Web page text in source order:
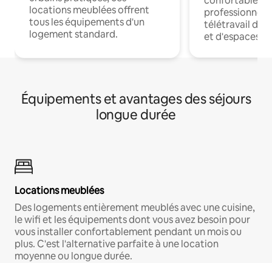
locations meublées offrent
tous les équipements d'un
logement standard.
professionnels
télétravail
et d'espaces
Équipements et avantages des séjours
longue durée
Locations meublées
Des logements entièrement meublés avec une cuisine,
le wifi et les équipements dont vous avez besoin pour
vous installer confortablement pendant un mois ou
plus. C'est l'alternative parfaite à une location
moyenne ou longue durée.